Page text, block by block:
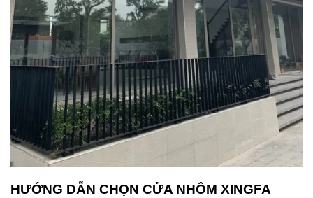
HƯỚNG DẪN CHỌN CỬA NHÔM XINGFA